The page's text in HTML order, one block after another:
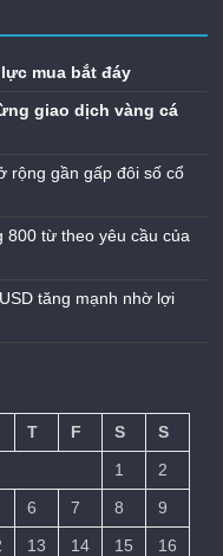
mua bắt đáy
giao dịch vàng cá
rộng gần gấp đôi số cổ
800 từ theo yêu cầu của
tăng mạnh nhờ lợi
T F S
S
1
2
6 7 8
9
13 14 15
16